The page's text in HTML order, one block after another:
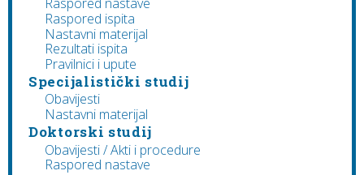
Raspored ispita
Nastavni materijal
Rezultati ispita
Pravilnici i upute
Specijalistički studij
Obavijesti
Nastavni materijal
Doktorski studij
Obavijesti / Akti i procedure
Raspored nastave